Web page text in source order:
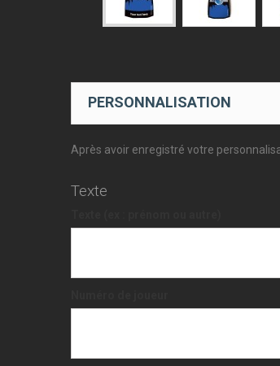
PERSONNALISATION
Après avoir enregistré votre
Texte